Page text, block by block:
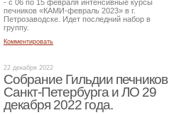
- с 06 по 15 февраля интенсивные курсы
печников «КАМИ-февраль 2023» в г.
Петрозаводске. Идет последний набор в
группу.
Комментировать
22 декабря 2022
Собрание Гильдии печников
Санкт-Петербурга и ЛО 29
декабря 2022 года.